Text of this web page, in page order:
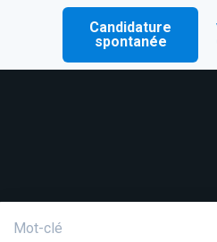
Candidature
spontanée
recherche